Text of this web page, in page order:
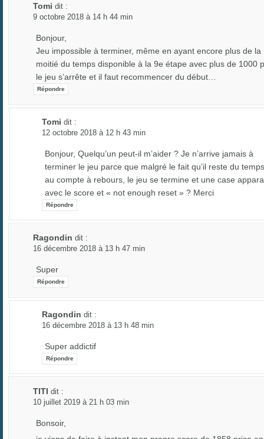
Tomi dit :
9 octobre 2018 à 14 h 44 min
Bonjour,
Jeu impossible à terminer, même en ayant encore plus de la
moitié du temps disponible à la 9e étape avec plus de 1000
le jeu s’arrête et il faut recommencer du début…
Répondre
Tomi dit :
12 octobre 2018 à 12 h 43 min
Bonjour, Quelqu’un peut-il m’aider ? Je n’arrive jamais à
terminer le jeu parce que malgré le fait qu’il reste du temps
au compte à rebours, le jeu se termine et une case
avec le score et « not enough reset » ? Merci
Répondre
Ragondin dit :
16 décembre 2018 à 13 h 47 min
Super
Répondre
Ragondin dit :
16 décembre 2018 à 13 h 48 min
Super addictif
Répondre
TITI dit :
10 juillet 2019 à 21 h 03 min
Bonsoir,